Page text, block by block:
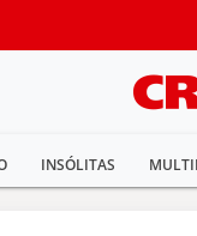
INSÓLITAS